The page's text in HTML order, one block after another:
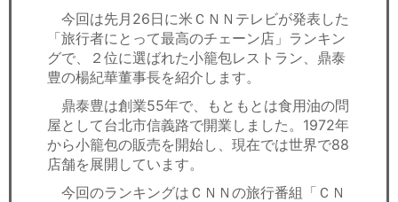
経済ニュース
労務顧問
ＩＴ
飲食店情報
今回は先月26日に米ＣＮＮテレビが発表した
「旅行者にとって最高のチェーン店」ランキン
グで、２位に選ばれた小籠包レストラン、鼎泰
豊の楊紀華董事長を紹介します。
鼎泰豊は創業55年で、もともとは食用油の問
屋として台北市信義路で開業しました。1972年
から小籠包の販売を開始し、現在では世界で88
店舗を展開しています。
今回のランキングはＣＮＮの旅行番組「ＣＮ